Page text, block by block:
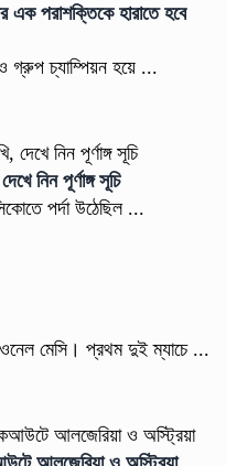
এক পরাশক্তিকে হারাতে হবে
গ্রুপ চ্যাম্পিয়ন হয়ে ...
নিন পূর্ণাঙ্গ সূচি
পর্দা উঠেছিল ...
মেসি। প্রথম দুই ম্যাচে ...